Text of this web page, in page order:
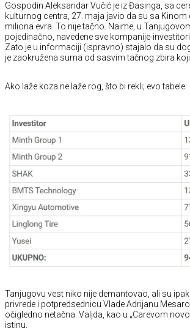
Gospodin Aleksandar Vučić je iz Đasinga, sa
kulturnog centra, 27. maja javio da su sa
miliona evra. To nije tačno. Naime, u
pojedinačno, navedene sve kompanije-
Zato je u informaciji (ispravno) stajalo da su
je zaokružena suma od sasvim tačnog zbira
Ako laže koza ne laže rog, što bi rekli; evo tabele:
Tanjugovu vest niko nije demantovao, ali su
privrede i potpredsednicu Vlade Adrijanu
očigledno netačna. Valjda, kao u „Carevom
istinu.